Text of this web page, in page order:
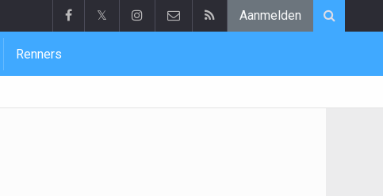
𝕏 Aanmelden
Renners